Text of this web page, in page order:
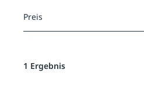
Preis
1 Ergebnis